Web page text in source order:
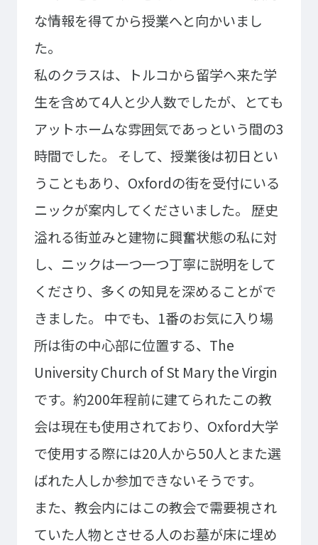
ゲームクリエーター科
アニメ・マンガ科
デザイン科
CGクリエーター科
こども科
法律情報科
公務員科
大学併修学科/教育専攻科/
研究科
東京エアトラベル・ホテル専門学校
英語キャリア科
ホテル科
ブライダル科
エアラインサービス科
観光・ツーリズム科
鉄道交通科
大学併修学科/研究科
キャリア支援
キャリアセンター
キャンパスライフ
イベント・行事
キャンパスマップ
校外施設
部活・クラブ紹介
学生寮・マンション
学生委員会
入学のご案内
5つの入学方法
学費・教材費
奨学金・奨励金
外国人留学生入学のご案内
な情報を得てから授業へと向かいまし
た。
私のクラスは、トルコから留学へ来た学
生を含めて4人と少人数でしたが、とても
アットホームな雰囲気であっという間の3
時間でした。
そして、授業後は初日とい
うこともあり、Oxfordの街を受付にいる
ニックが案内してくださいました。
歴史
溢れる街並みと建物に興奮状態の私に対
し、ニックは一つ一つ丁寧に説明をして
くださり、多くの知見を深めることがで
きました。
中でも、1番のお気に入り場
所は街の中心部に位置する、The
University Church of St Mary the Virgin
です。約200年程前に建てられたこの教
会は現在も使用されており、Oxford大学
で使用する際には20人から50人とまた選
ばれた人しか参加できないそうです。
また、教会内にはこの教会で需要視され
ていた人物とさせる人のお墓が床に埋め